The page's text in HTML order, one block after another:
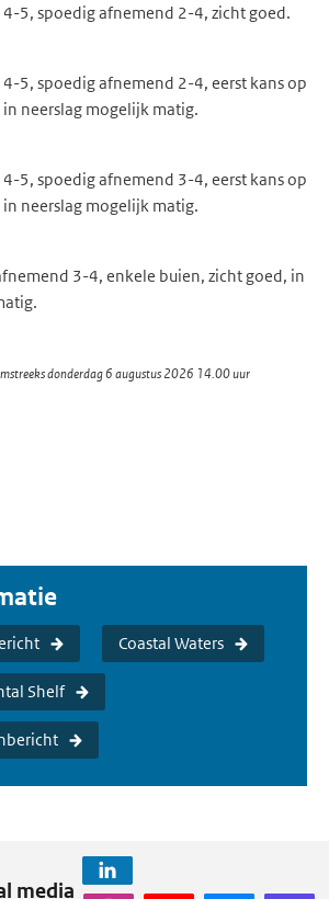
5, spoedig afnemend 2-4, zicht goed.
5, spoedig afnemend 2-4, eerst kans op
neerslag mogelijk matig.
5, spoedig afnemend 3-4, eerst kans op
neerslag mogelijk matig.
3-4, enkele buien, zicht goed, in
donderdag 6 augustus 2026 14.00 uur
Coastal Waters
Shelf
media